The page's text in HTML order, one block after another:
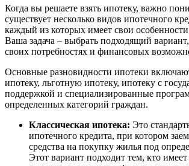
Когда вы решаете взять ипотеку, важно
существует несколько видов ипотечного
каждый из которых имеет свои
Ваша задача – выбрать подходящий
своих потребностях и финансовых
Основные разновидности ипотеки
ипотеку, льготную ипотеку, ипотеку с
поддержкой и специализированные
определенных категорий граждан.
Классическая ипотека: Это
ипотечного кредита, при котором
средства на покупку жилья под
Этот вариант подходит тем, кто